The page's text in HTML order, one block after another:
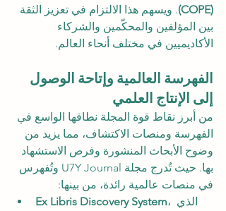
(COPE)
. ويسهم هذا الالتزام في تعزيز الثقة
بين المؤلفين والمحكّمين والشركاء
الأكاديميين في مختلف أنحاء العالم.
الفهرسة العالمية وإتاحة الوصول
إلى الإنتاج العلمي
من أبرز نقاط قوة المجلة نطاقها الواسع في
الفهرسة ومنصات الاكتشاف، مما يزيد من
وضوح الأبحاث المنشورة وفرص الاستشهاد
بها. حيث تُدرج مجلة U7Y Journal وتُفهرس
في منصات عالمية رائدة، من بينها:
Ex Libris Discovery System، الذي